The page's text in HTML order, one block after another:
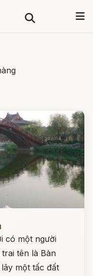
có một người
tên là Bàn
một tấc đất